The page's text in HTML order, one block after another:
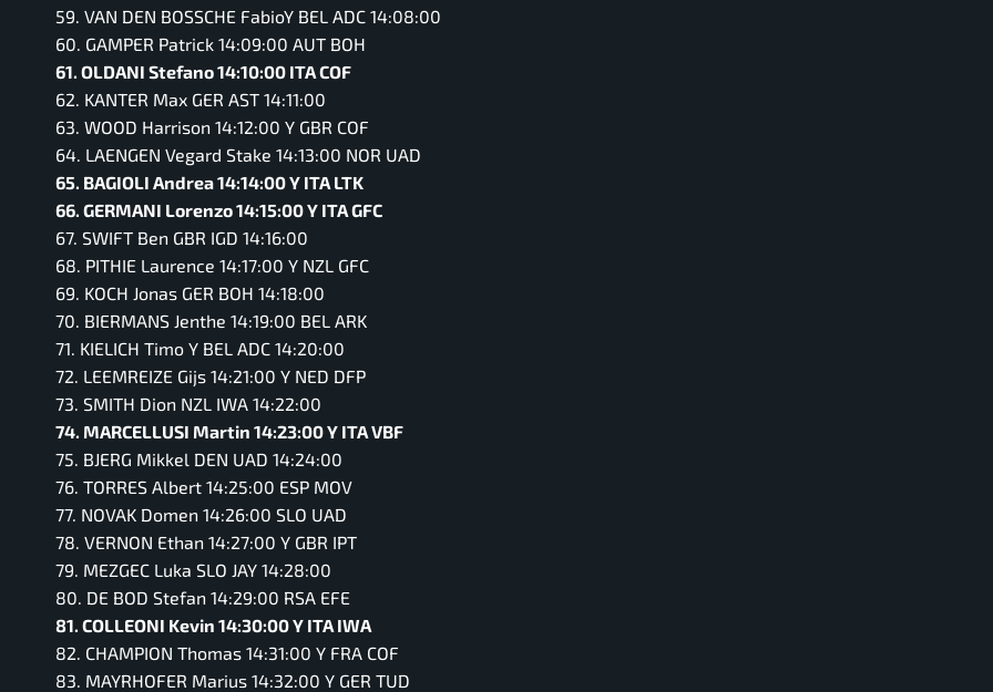
59. VAN DEN BOSSCHE FabioY BEL ADC 14:08:00
60. GAMPER Patrick 14:09:00 AUT BOH
61. OLDANI Stefano 14:10:00 ITA COF
62. KANTER Max GER AST 14:11:00
63. WOOD Harrison 14:12:00 Y GBR COF
64. LAENGEN Vegard Stake 14:13:00 NOR UAD
65. BAGIOLI Andrea 14:14:00 Y ITA LTK
66. GERMANI Lorenzo 14:15:00 Y ITA GFC
67. SWIFT Ben GBR IGD 14:16:00
68. PITHIE Laurence 14:17:00 Y NZL GFC
69. KOCH Jonas GER BOH 14:18:00
70. BIERMANS Jenthe 14:19:00 BEL ARK
71. KIELICH Timo Y BEL ADC 14:20:00
72. LEEMREIZE Gijs 14:21:00 Y NED DFP
73. SMITH Dion NZL IWA 14:22:00
74. MARCELLUSI Martin 14:23:00 Y ITA VBF
75. BJERG Mikkel DEN UAD 14:24:00
76. TORRES Albert 14:25:00 ESP MOV
77. NOVAK Domen 14:26:00 SLO UAD
78. VERNON Ethan 14:27:00 Y GBR IPT
79. MEZGEC Luka SLO JAY 14:28:00
80. DE BOD Stefan 14:29:00 RSA EFE
81. COLLEONI Kevin 14:30:00 Y ITA IWA
82. CHAMPION Thomas 14:31:00 Y FRA COF
83. MAYRHOFER Marius 14:32:00 Y GER TUD